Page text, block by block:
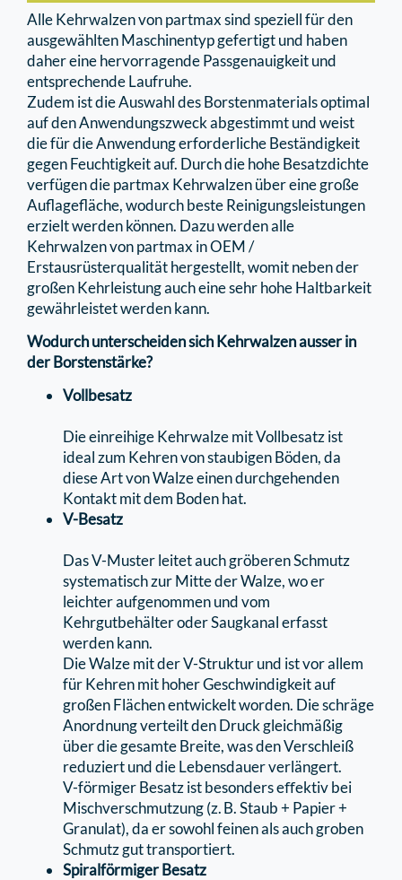
Alle Kehrwalzen von partmax sind speziell für den
ausgewählten Maschinentyp gefertigt und haben
daher eine hervorragende Passgenauigkeit und
entsprechende Laufruhe.
Zudem ist die Auswahl des Borstenmaterials optimal
auf den Anwendungszweck abgestimmt und weist
die für die Anwendung erforderliche Beständigkeit
gegen Feuchtigkeit auf. Durch die hohe Besatzdichte
verfügen die partmax Kehrwalzen über eine große
Auﬂageﬂäche, wodurch beste Reinigungsleistungen
erzielt werden können. Dazu werden alle
Kehrwalzen von partmax in OEM /
Erstausrüsterqualität hergestellt, womit neben der
großen Kehrleistung auch eine sehr hohe Haltbarkeit
gewährleistet werden kann.
Wodurch unterscheiden sich Kehrwalzen ausser in
der Borstenstärke?
Vollbesatz
Die einreihige Kehrwalze mit Vollbesatz ist
ideal zum Kehren von staubigen Böden, da
diese Art von Walze einen durchgehenden
Kontakt mit dem Boden hat.
V-Besatz
Das V-Muster leitet auch gröberen Schmutz
systematisch zur Mitte der Walze, wo er
leichter aufgenommen und vom
Kehrgutbehälter oder Saugkanal erfasst
werden kann.
Die Walze mit der V-Struktur und ist vor allem
für Kehren mit hoher Geschwindigkeit auf
großen Flächen entwickelt worden. Die schräge
Anordnung verteilt den Druck gleichmäßig
über die gesamte Breite, was den Verschleiß
reduziert und die Lebensdauer verlängert.
V-förmiger Besatz ist besonders eﬀektiv bei
Mischverschmutzung (z. B. Staub + Papier +
Granulat), da er sowohl feinen als auch groben
Schmutz gut transportiert.
Spiralförmiger Besatz